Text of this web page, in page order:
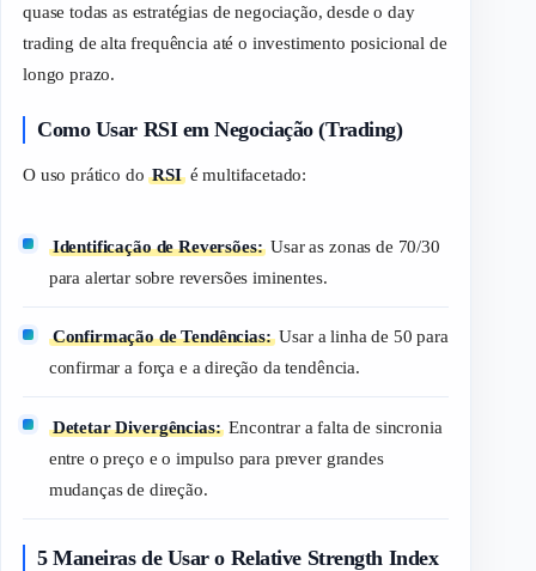
quase todas as estratégias de negociação, desde o day
trading de alta frequência até o investimento posicional de
longo prazo.
Como Usar RSI em Negociação (Trading)
O uso prático doRSIé multifacetado:
Identificação de Reversões: Usar as zonas de 70/30
para alertar sobre reversões iminentes.
Confirmação de Tendências:Usar a linha de 50 para
confirmar a força e a direção da tendência.
Detetar Divergências: Encontrar a falta de sincronia
entre o preço e o impulso para prever grandes
mudanças de direção.
5 Maneiras de Usar o Relative Strength Index